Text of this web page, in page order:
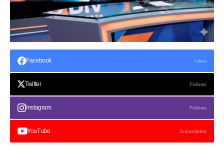
Facebook Likes
Twitter Follows
Instagram Follows
YouTube Subscribers